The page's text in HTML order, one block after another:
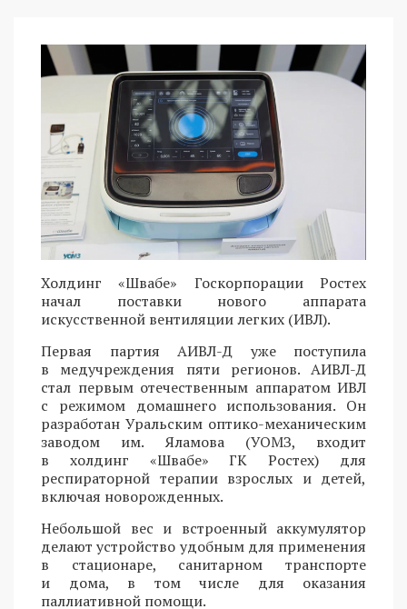
Холдинг «Швабе» Госкорпорации Ростех
начал поставки нового аппарата
искусственной вентиляции легких (ИВЛ).
Первая партия АИВЛ-Д уже поступила
в медучреждения пяти регионов. АИВЛ-Д
стал первым отечественным аппаратом ИВЛ
с режимом домашнего использования. Он
разработан Уральским оптико-механическим
заводом им. Яламова (УОМЗ, входит
в холдинг «Швабе» ГК Ростех) для
респираторной терапии взрослых и детей,
включая новорожденных.
Небольшой вес и встроенный аккумулятор
делают устройство удобным для применения
в стационаре, санитарном транспорте
и дома, в том числе для оказания
паллиативной помощи.